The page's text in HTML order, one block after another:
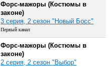
Форс-мажоры (Костюмы в
законе)
3 серия, 2 сезон "Новый Босс"
Первый канал
Форс-мажоры (Костюмы в
законе)
2 серия, 2 сезон "Выбор"